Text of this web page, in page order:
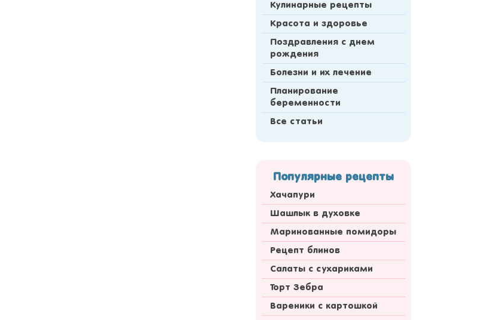
Кулинарные рецепты
Красота и здоровье
Поздравления с днем
рождения
Болезни и их лечение
Планирование
беременности
Все статьи
Популярные рецепты
Хачапури
Шашлык в духовке
Маринованные помидоры
Рецепт блинов
Салаты с сухариками
Торт Зебра
Вареники с картошкой